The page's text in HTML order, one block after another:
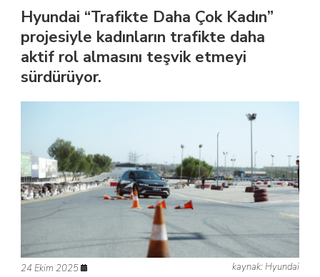
Hyundai “Trafikte Daha Çok Kadın”
projesiyle kadınların trafikte daha
aktif rol almasını teşvik etmeyi
sürdürüyor.
24 Ekim 2025 kaynak: Hyundai